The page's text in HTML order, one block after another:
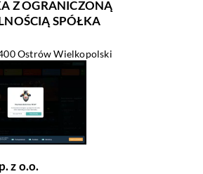
Z OGRANICZONĄ
SPÓŁKA
Ostrów Wielkopolski
z o.o.